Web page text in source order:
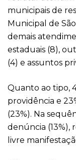
municipais de
Municipal de
demais
estaduais (8),
(4) e assuntos
Quanto ao tipo,
providência e
(23%). Na
denúncia (13%),
livre